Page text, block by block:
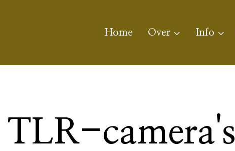
Home Over Info
TLR-camera's